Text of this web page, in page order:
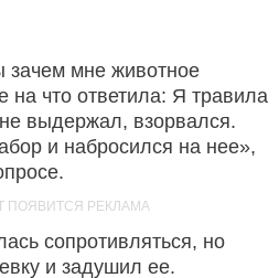
зачем мне животное
на что ответила: Я травила
выдержал, взорвался.
и набросился на нее»,
сопротивляться, но
и задушил ее.